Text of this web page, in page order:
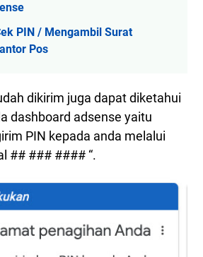
PIN / Mengambil Surat
Pos
dikirim juga dapat diketahui
dashboard adsense yaitu
PIN kepada anda melalui
## ### #### “.